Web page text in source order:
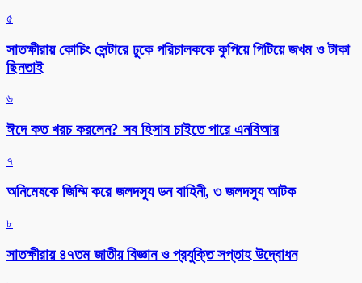
৫
সাতক্ষীরায় কোচিং সেন্টারে ঢুকে পরিচালককে কুপিয়ে পিটিয়ে জখম ও টাকা
ছিনতাই
৬
ঈদে কত খরচ করলেন? সব হিসাব চাইতে পারে এনবিআর
৭
অনিমেষকে জিম্মি করে জলদস্যু ডন বাহিনী, ৩ জলদস্যু আটক
৮
সাতক্ষীরায় ৪৭তম জাতীয় বিজ্ঞান ও প্রযুক্তি সপ্তাহ উদ্বোধন